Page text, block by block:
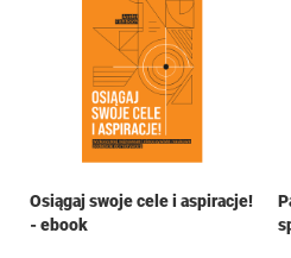
Osiągaj swoje cele i aspiracje!
- ebook